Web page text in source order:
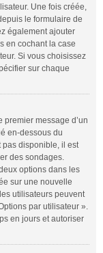
Une fois créée,
le formulaire de
également ajouter
en cochant la case
Si vous choisissez
sur chaque
message d’un
en-dessous du
pas disponible, il est
des sondages.
options dans les
sur une nouvelle
utilisateurs peuvent
par utilisateur ».
en jours et autoriser